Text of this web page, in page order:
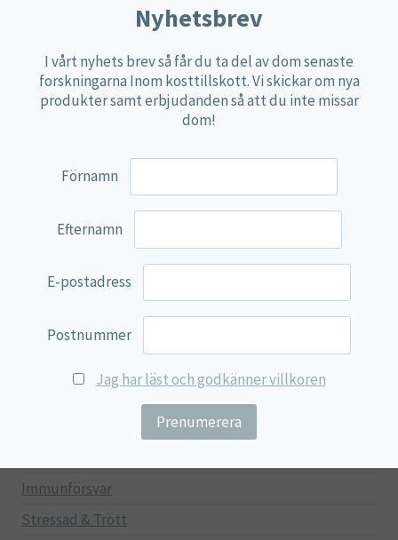
Övriga kosttillskott
100% Natural
EVP Nutrition
Multi Nutrient
Lamberts
Svenska Örtmedicinska Institutet
Green Trade
Immunförsvar
Stressad & Trött
Nyhetsbrev
I vårt nyhets brev så får du ta del av dom senaste
forskningarna Inom kosttillskott. Vi skickar om nya
produkter samt erbjudanden så att du inte missar
dom!
Förnamn
Efternamn
E-postadress
Postnummer
Jag har läst och godkänner villkoren